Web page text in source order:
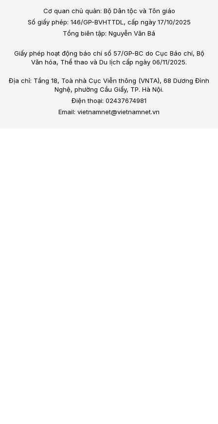
Cơ quan chủ quản: Bộ Dân tộc và Tôn giáo
Số giấy phép: 146/GP-BVHTTDL, cấp ngày 17/10/2025
Tổng biên tập: Nguyễn Văn Bá
Giấy phép hoạt động báo chí số 57/GP-BC do Cục Báo chí, Bộ
Văn hóa, Thể thao và Du lịch cấp ngày 06/11/2025.
Địa chỉ: Tầng 18, Toà nhà Cục Viễn thông (VNTA), 68 Dương Đình
Nghệ, phường Cầu Giấy, TP. Hà Nội.
Điện thoại: 02437674981
Email: vietnamnet@vietnamnet.vn